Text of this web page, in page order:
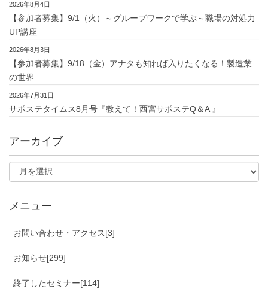
2026年8月4日
【参加者募集】9/1（火）～グループワークで学ぶ～職場の対処力
UP講座
2026年8月3日
【参加者募集】9/18（金）アナタも知れば入りたくなる！製造業
の世界
2026年7月31日
サポステタイムス8月号『教えて！西宮サポステQ＆A 』
アーカイブ
メニュー
お問い合わせ・アクセス[3]
お知らせ[299]
終了したセミナー[114]